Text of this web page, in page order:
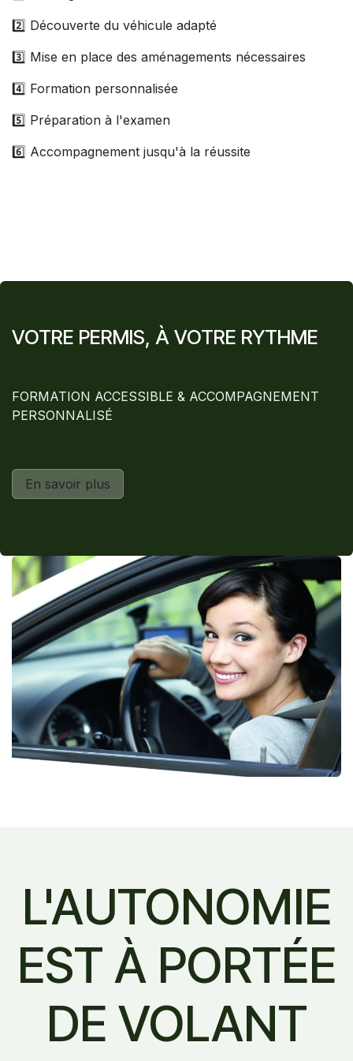
2️⃣ Découverte du véhicule adapté
3️⃣ Mise en place des aménagements nécessaires
4️⃣ Formation personnalisée
5️⃣ Préparation à l'examen
6️⃣ Accompagnement jusqu'à la réussite
VOTRE PERMIS, À VOTRE RYTHME
FORMATION ACCESSIBLE & ACCOMPAGNEMENT
PERSONNALISÉ
En savoir plus
L'AUTONOMIE
EST À PORTÉE
DE VOLANT